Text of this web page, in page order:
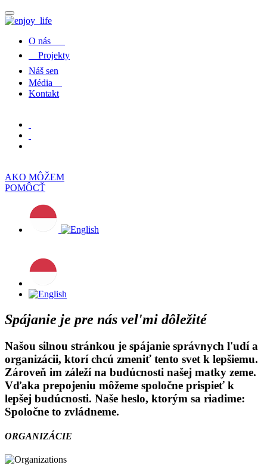
O nás
Projekty
Náš sen
Média
Kontakt
AKO MÔŽEM
POMÔCŤ
Spájanie je pre nás vel'mi dôležité
Našou silnou stránkou je spájanie správnych l'udí a
organizácii, ktorí chcú zmeniť tento svet k lepšiemu.
Zároveň im záležína budúcnosti našej matky zeme.
Vďaka prepojeniu môžeme spoločne prispieť k
lepšej budúcnosti. Naše heslo, ktorým sa riadime:
Spoločne to zvládneme.
ORGANIZÁCIE